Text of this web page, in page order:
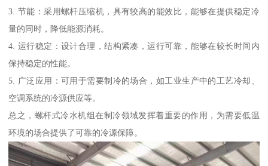
3. 节能：采用螺杆压缩机，具有较高的能效比，能够在提供稳定冷
量的同时，降低能源消耗。
4. 运行稳定：设计合理，结构紧凑，运行可靠，能够在较长时间内
保持稳定的性能。
5. 广泛应用：可用于需要制冷的场合，如工业生产中的工艺冷却、
空调系统的冷源供应等。
总之，螺杆式冷水机组在制冷领域发挥着重要的作用，为需要低温
环境的场合提供了可靠的冷源保障。